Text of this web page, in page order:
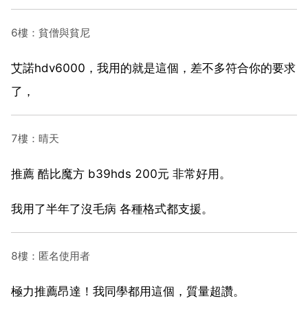
6樓：貧僧與貧尼
艾諾hdv6000，我用的就是這個，差不多符合你的要求
了，
7樓：晴天
推薦 酷比魔方 b39hds 200元 非常好用。
我用了半年了沒毛病 各種格式都支援。
8樓：匿名使用者
極力推薦昂達！我同學都用這個，質量超讚。